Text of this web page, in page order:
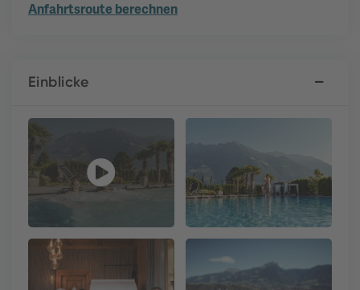
Anfahrtsroute berechnen
Einblicke